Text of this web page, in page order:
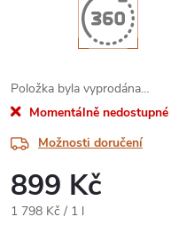
Položka byla vyprodána…
Momentálně nedostupné
Možnosti doručení
899 Kč
Měrná
1 798 Kč / 1 l